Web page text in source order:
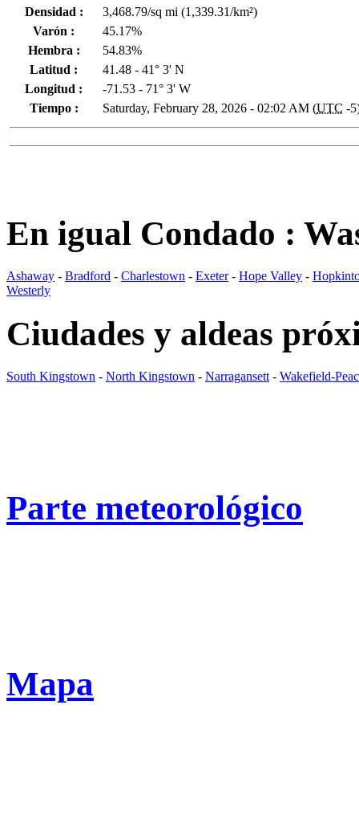
Densidad :
3,468.79/sq mi (1,339.31/km²)
Varón :
45.17%
Hembra :
54.83%
Latitud :
41.48 - 41° 3' N
Longitud :
-71.53 - 71° 3' W
Tiempo :
Saturday, February 28, 2026 - 02:02 AM (UTC -
En igual Condado :
Ashaway - Bradford - Charlestown - Exeter- Hope Valley -
Westerly
Ciudades y aldeas
South Kingstown - North Kingstown - Narragansett - Wakefield-
Parte meteorológico
Mapa